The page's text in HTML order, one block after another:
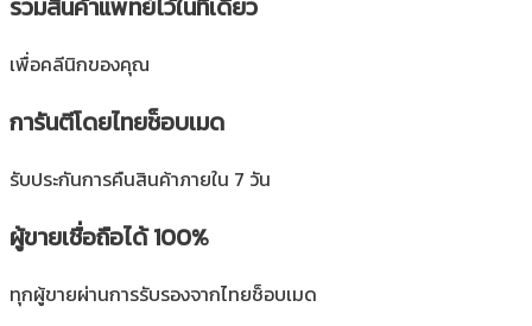
รวมสินค้าแพทย์ไว้ในที่เดียว
เพื่อคลีนิกของคุณ
การันตีโดยไทยช็อบเมด
รับประกันการคืนสินค้าภายใน 7 วัน
ผู้ขายเชื่อถือได้ 100%
ทุกผู้ขายผ่านการรับรองจากไทยช็อบเมด